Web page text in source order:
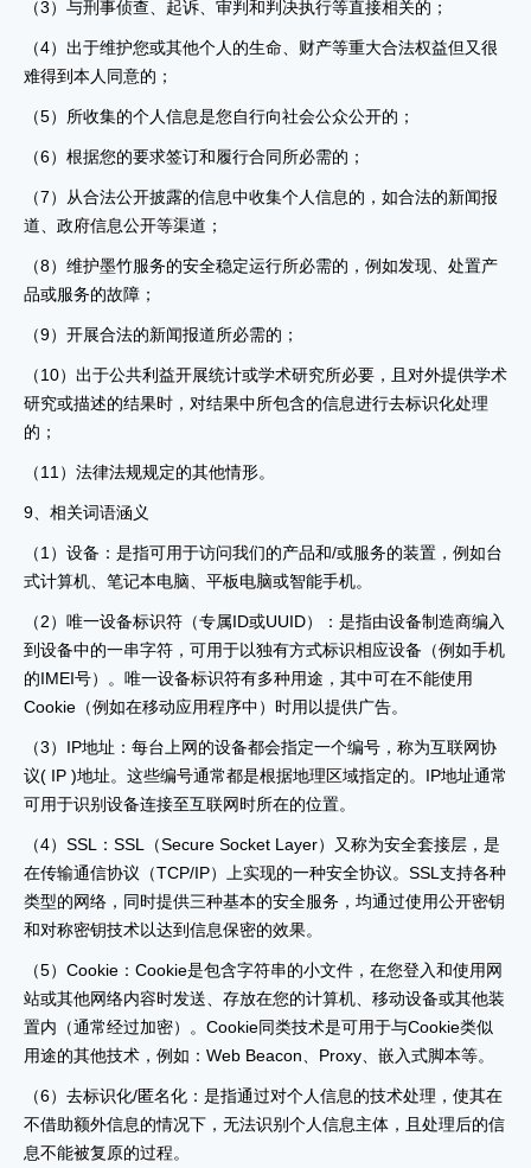
（3）与刑事侦查、起诉、审判和判决执行等直接相关的；
（4）出于维护您或其他个人的生命、财产等重大合法权益但又很
难得到本人同意的；
（5）所收集的个人信息是您自行向社会公众公开的；
（6）根据您的要求签订和履行合同所必需的；
（7）从合法公开披露的信息中收集个人信息的，如合法的新闻报
道、政府信息公开等渠道；
（8）维护墨竹服务的安全稳定运行所必需的，例如发现、处置产
品或服务的故障；
（9）开展合法的新闻报道所必需的；
（10）出于公共利益开展统计或学术研究所必要，且对外提供学术
研究或描述的结果时，对结果中所包含的信息进行去标识化处理
的；
（11）法律法规规定的其他情形。
9、相关词语涵义
（1）设备：是指可用于访问我们的产品和/或服务的装置，例如台
式计算机、笔记本电脑、平板电脑或智能手机。
（2）唯一设备标识符（专属ID或UUID）：是指由设备制造商编入
到设备中的一串字符，可用于以独有方式标识相应设备（例如手机
的IMEI号）。唯一设备标识符有多种用途，其中可在不能使用
Cookie（例如在移动应用程序中）时用以提供广告。
（3）IP地址：每台上网的设备都会指定一个编号，称为互联网协
议( IP )地址。这些编号通常都是根据地理区域指定的。IP地址通常
可用于识别设备连接至互联网时所在的位置。
（4）SSL：SSL（Secure Socket Layer）又称为安全套接层，是
在传输通信协议（TCP/IP）上实现的一种安全协议。SSL支持各种
类型的网络，同时提供三种基本的安全服务，均通过使用公开密钥
和对称密钥技术以达到信息保密的效果。
（5）Cookie：Cookie是包含字符串的小文件，在您登入和使用网
站或其他网络内容时发送、存放在您的计算机、移动设备或其他装
置内（通常经过加密）。Cookie同类技术是可用于与Cookie类似
用途的其他技术，例如：Web Beacon、Proxy、嵌入式脚本等。
（6）去标识化/匿名化：是指通过对个人信息的技术处理，使其在
不借助额外信息的情况下，无法识别个人信息主体，且处理后的信
息不能被复原的过程。